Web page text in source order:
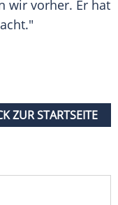
wir vorher. Er hat
ZUR STARTSEITE